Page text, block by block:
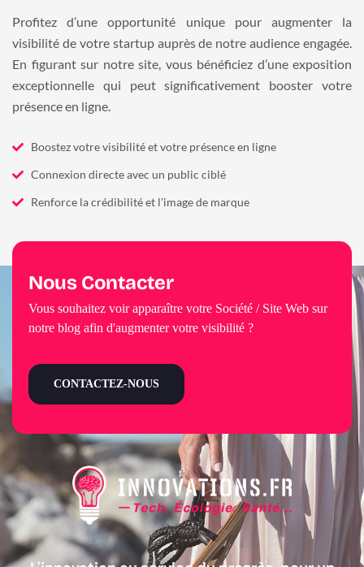
Profitez d’une opportunité unique pour augmenter la
visibilité de votre startup auprès de notre audience engagée.
En figurant sur notre site, vous bénéficiez d’une exposition
exceptionnelle qui peut significativement booster votre
présence en ligne.
Boostez votre visibilité et votre présence en ligne
Connexion directe avec un public ciblé
Renforce la crédibilité et l'image de marque
Nous Contacter
Vous souhaitez voir apparaître votre Société / Site Web sur
notre blog afin d'augmenter votre visibilité ?
CONTACTEZ-NOUS